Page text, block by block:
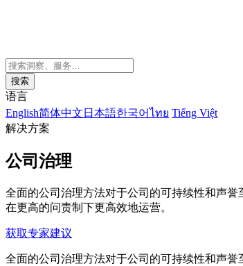
搜索
语言
English简体中文 日本語한국어ไทย Tiếng Việt
解决方案
公司治理
全面的公司治理方法对于公司的可持续性和声
在更高的问责制下更高效地运营。
获取专家建议
全面的公司治理方法对于公司的可持续性和声